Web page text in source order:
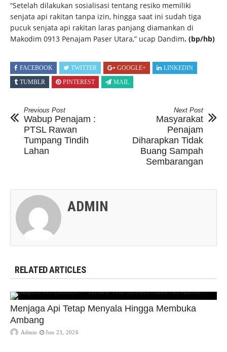
“Setelah dilakukan sosialisasi tentang resiko memiliki
senjata api rakitan tanpa izin, hingga saat ini sudah tiga
pucuk senjata api rakitan laras panjang diamankan di
Makodim 0913 Penajam Paser Utara,” ucap Dandim. (bp/hb)
FACEBOOK TWITTER GOOGLE+
LINKEDIN
TUMBLR
PINTEREST MAIL
Previous Post
Wabup Penajam :
PTSL Rawan
Tumpang Tindih
Lahan
Next Post
Masyarakat
Penajam
Diharapkan Tidak
Buang Sampah
Sembarangan
ADMIN
RELATED ARTICLES
Menjaga Api Tetap Menyala Hingga Membuka
Ambang
Admin Jun 23, 2026